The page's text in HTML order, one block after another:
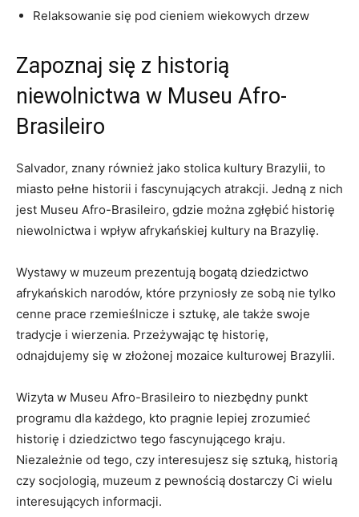
Relaksowanie się pod cieniem wiekowych drzew
Zapoznaj się z historią
niewolnictwa ​w Museu‌ Afro-
Brasileiro
Salvador, znany również jako ‌stolica kultury Brazylii, ⁣to
miasto pełne historii i fascynujących ⁣atrakcji. ⁢Jedną z⁣ nich
⁣jest Museu​ Afro-Brasileiro, gdzie ‌można zgłębić historię
niewolnictwa i wpływ afrykańskiej ‍kultury na Brazylię.
Wystawy w muzeum prezentują bogatą dziedzictwo
afrykańskich narodów, które przyniosły ze sobą nie tylko⁤
cenne prace ⁢rzemieślnicze i sztukę, ⁢ale także swoje
tradycje i wierzenia. ​Przeżywając tę historię,
‌odnajdujemy się w złożonej mozaice kulturowej ⁤Brazylii.
Wizyta w ​Museu Afro-Brasileiro to niezbędny punkt
programu dla każdego,⁢ kto pragnie lepiej zrozumieć
historię i dziedzictwo tego ⁣fascynującego kraju.
Niezależnie‌ od ‌tego, czy ​interesujesz się sztuką, historią
czy socjologią, muzeum z pewnością ⁣dostarczy Ci wielu
interesujących informacji.